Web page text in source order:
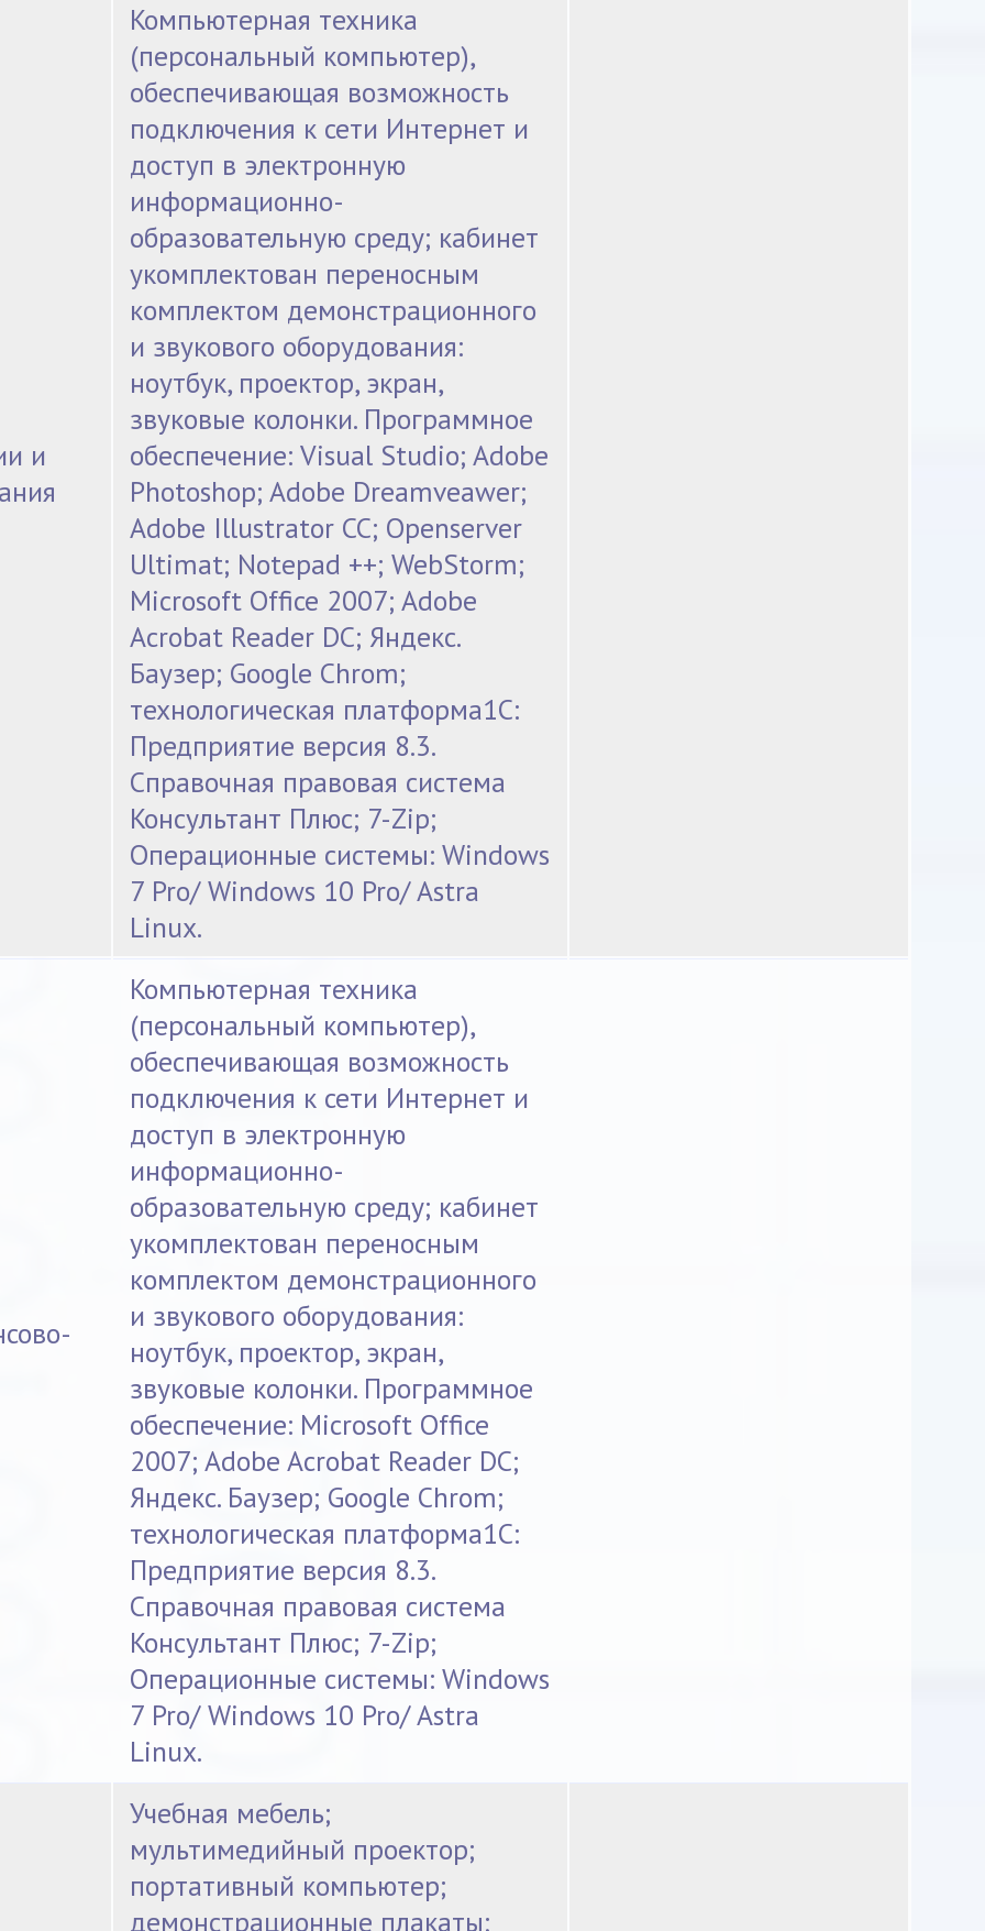
и
Компьютерная техника
(персональный компьютер),
обеспечивающая возможность
подключения к сети Интернет и
доступ в электронную
информационно-
образовательную среду; кабинет
укомплектован переносным
комплектом демонстрационного
и звукового оборудования:
ноутбук, проектор, экран,
звуковые колонки. Программное
обеспечение: Visual Studio; Adobe
Photoshop; Adobe Dreamveawer;
Adobe Illustrator СС; Openserver
Ultimat; Notepad ++; WebStorm;
Microsoft Office 2007; Adobe
Acrobat Reader DC; Яндекс.
Баузер; Google Chrom;
технологическая платформа1С:
Предприятие версия 8.3.
Справочная правовая система
Консультант Плюс; 7-Zip;
Операционные системы: Windows
7 Pro/ Windows 10 Pro/ Astra
Linux.
Компьютерная техника
(персональный компьютер),
обеспечивающая возможность
подключения к сети Интернет и
доступ в электронную
информационно-
образовательную среду; кабинет
укомплектован переносным
комплектом демонстрационного
и звукового оборудования:
ноутбук, проектор, экран,
звуковые колонки. Программное
обеспечение: Microsoft Office
2007; Adobe Acrobat Reader DC;
Яндекс. Баузер; Google Chrom;
технологическая платформа1С:
Предприятие версия 8.3.
Справочная правовая система
Консультант Плюс; 7-Zip;
Операционные системы: Windows
7 Pro/ Windows 10 Pro/ Astra
Linux.
Учебная мебель;
мультимедийный проектор;
портативный компьютер;
демонстрационные плакаты;